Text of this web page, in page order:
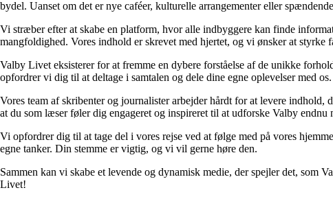
bydel. Uanset om det er nye caféer, kulturelle arrangementer eller
Vi stræber efter at skabe en platform, hvor alle indbyggere kan finde
mangfoldighed. Vores indhold er skrevet med hjertet, og vi ønsker at styrke
Valby Livet eksisterer for at fremme en dybere forståelse af de unikke
opfordrer vi dig til at deltage i samtalen og dele dine egne oplevelser med os.
Vores team af skribenter og journalister arbejder hårdt for at levere
at du som læser føler dig engageret og inspireret til at udforske Valby endnu
Vi opfordrer dig til at tage del i vores rejse ved at følge med på vores
egne tanker. Din stemme er vigtig, og vi vil gerne høre den.
Sammen kan vi skabe et levende og dynamisk medie, der spejler det,
Livet!